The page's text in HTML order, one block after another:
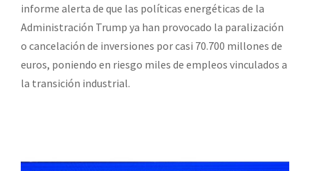
informe alerta de que las políticas energéticas de la
Administración Trump ya han provocado la paralización
o cancelación de inversiones por casi 70.700 millones de
euros, poniendo en riesgo miles de empleos vinculados a
la transición industrial.